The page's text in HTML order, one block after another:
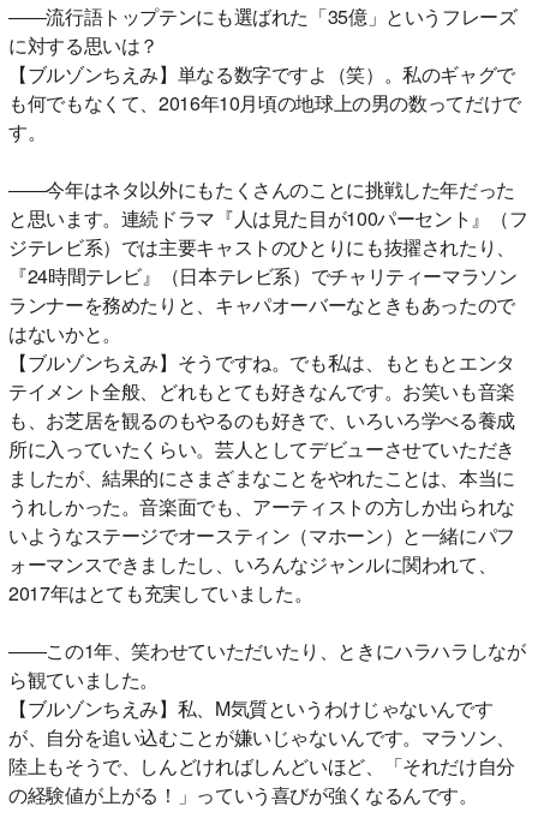
――流行語トップテンにも選ばれた「35億」というフレーズ
に対する思いは？
【ブルゾンちえみ】単なる数字ですよ（笑）。私のギャグで
も何でもなくて、2016年10月頃の地球上の男の数ってだけで
す。
――今年はネタ以外にもたくさんのことに挑戦した年だった
と思います。連続ドラマ『人は見た目が100パーセント』（フ
ジテレビ系）では主要キャストのひとりにも抜擢されたり、
『24時間テレビ』（日本テレビ系）でチャリティーマラソン
ランナーを務めたりと、キャパオーバーなときもあったので
はないかと。
【ブルゾンちえみ】そうですね。でも私は、もともとエンタ
テイメント全般、どれもとても好きなんです。お笑いも音楽
も、お芝居を観るのもやるのも好きで、いろいろ学べる養成
所に入っていたくらい。芸人としてデビューさせていただき
ましたが、結果的にさまざまなことをやれたことは、本当に
うれしかった。音楽面でも、アーティストの方しか出られな
いようなステージでオースティン（マホーン）と一緒にパフ
ォーマンスできましたし、いろんなジャンルに関われて、
2017年はとても充実していました。
――この1年、笑わせていただいたり、ときにハラハラしなが
ら観ていました。
【ブルゾンちえみ】私、M気質というわけじゃないんです
が、自分を追い込むことが嫌いじゃないんです。マラソン、
陸上もそうで、しんどければしんどいほど、「それだけ自分
の経験値が上がる！」っていう喜びが強くなるんです。